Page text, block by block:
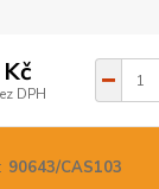
DPH
90643/CAS103